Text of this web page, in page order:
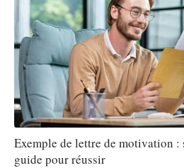
Exemple de lettre de motivation
guide pour réussir